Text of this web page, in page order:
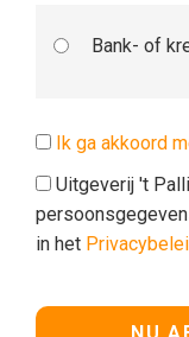
Bank- of
Ik ga akkoord
Uitgeverij 't
in het
Geen waarde